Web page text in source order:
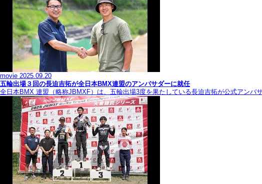
movie 2025.09.20
五輪出場３回の長迫吉拓が全日本BMX連盟のアンバサダーに就任
全日本BMX 連盟（略称JBMXF）は、五輪出場3度を果たしている長迫吉拓が公式アンバ